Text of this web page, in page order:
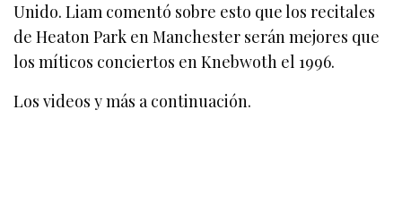
Unido. Liam comentó sobre esto que los recitales
de Heaton Park en Manchester serán mejores que
los míticos conciertos en Knebwoth el 1996.
Los videos y más a continuación.